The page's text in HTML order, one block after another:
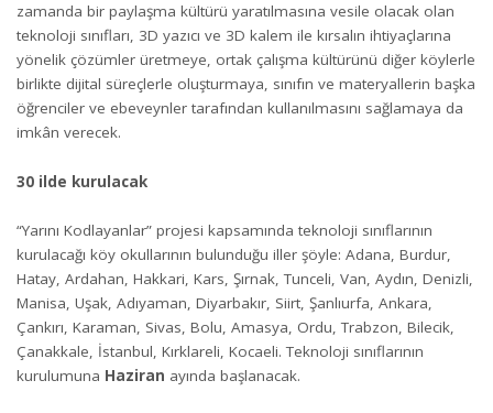
zamanda bir paylaşma kültürü yaratılmasına vesile olacak olan
teknoloji sınıfları, 3D yazıcı ve 3D kalem ile kırsalın ihtiyaçlarına
yönelik çözümler üretmeye, ortak çalışma kültürünü diğer köylerle
birlikte dijital süreçlerle oluşturmaya, sınıfın ve materyallerin başka
öğrenciler ve ebeveynler tarafından kullanılmasını sağlamaya da
imkân verecek.
30 ilde kurulacak
“Yarını Kodlayanlar” projesi kapsamında teknoloji sınıflarının
kurulacağı köy okullarının bulunduğu iller şöyle: Adana, Burdur,
Hatay, Ardahan, Hakkari, Kars, Şırnak, Tunceli, Van, Aydın, Denizli,
Manisa, Uşak, Adıyaman, Diyarbakır, Siirt, Şanlıurfa, Ankara,
Çankırı, Karaman, Sivas, Bolu, Amasya, Ordu, Trabzon, Bilecik,
Çanakkale, İstanbul, Kırklareli, Kocaeli. Teknoloji sınıflarının
kurulumuna Haziran ayında başlanacak.